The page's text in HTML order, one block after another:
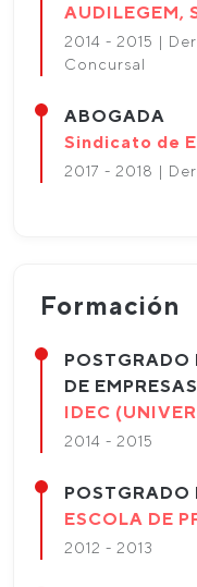
AUDILEGEM,
2014 - 2015 |
Concursal
ABOGADA
Sindicato de
2017 - 2018 |
Formación
POSTGRADO
DE
IDEC
2014 - 2015
POSTGRADO
ESCOLA DE
2012 - 2013